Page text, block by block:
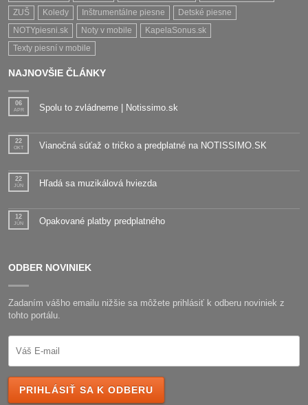
ZUŠ
Koledy Inštrumentálne piesne
Detské piesne
NOTYpiesni.sk
Noty v mobile
KapelaSonus.sk
Texty piesní v mobile
NAJNOVŠIE ČLÁNKY
06
APR Spolu to zvládneme | Notissimo.sk
22
OKT Vianočná súťaž o tričko a predplatné na NOTISSIMO.SK
22
JÚN Hľadá sa muzikálová hviezda
12
JÚN Opakované platby predplatného
ODBER NOVINIEK
Zadaním vášho emailu nižšie sa môžete prihlásiť k odberu noviniek z
tohto portálu.
PRIHLÁSIŤ SA K ODBERU